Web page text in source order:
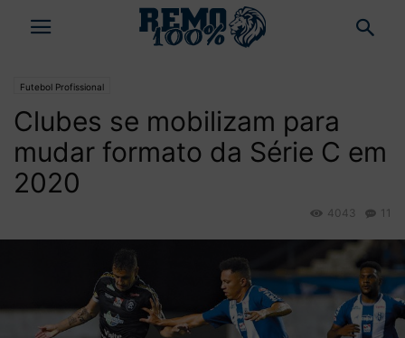
Futebol Profissional
Clubes se mobilizam para
mudar formato da Série C em
2020
11
4043